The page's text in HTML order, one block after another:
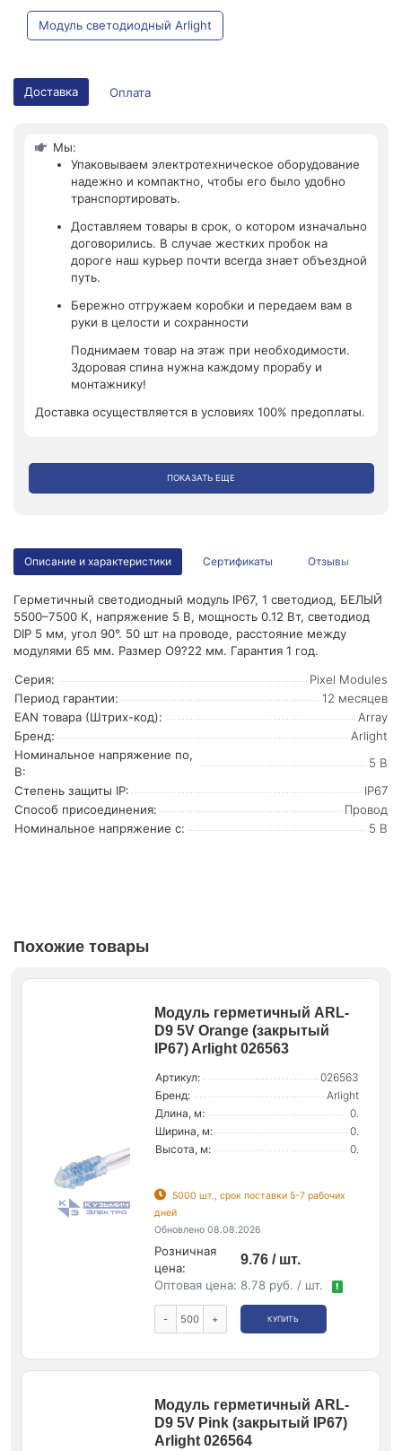
Модуль светодиодный Arlight
Доставка Оплата
Мы:
Упаковываем электротехническое оборудование
надежно и компактно, чтобы его было удобно
транспортировать.
Доставляем товары в срок, о котором изначально
договорились. В случае жестких пробок на
дороге наш курьер почти всегда знает объездной
путь.
Бережно отгружаем коробки и передаем вам в
руки в целости и сохранности
Поднимаем товар на этаж при необходимости.
Здоровая спина нужна каждому прорабу и
монтажнику!
Доставка осуществляется в условиях 100% предоплаты.
ПОКАЗАТЬ ЕЩЕ
Описание и характеристики Сертификаты Отзывы
Герметичный светодиодный модуль IP67, 1 светодиод, БЕЛЫЙ
5500–7500 K, напряжение 5 В, мощность 0.12 Вт, светодиод
DIP 5 мм, угол 90°. 50 шт на проводе, расстояние между
модулями 65 мм. Размер O9?22 мм. Гарантия 1 год.
Серия:
Pixel Modules
Период гарантии:
12 месяцев
EAN товара (Штрих-код):
Array
Бренд:
Arlight
Номинальное напряжение по,
В:
5 В
Степень защиты IP:
IP67
Способ присоединения:
Провод
Номинальное напряжение с:
5 В
Похожие товары
Модуль герметичный ARL-
D9 5V Orange (закрытый
IP67) Arlight 026563
Артикул:
026563
Бренд:
Arlight
Длина, м:
0.
Ширина, м:
0.
Высота, м:
0.
5000 шт., срок поставки 5-7 рабочих
дней
Обновлено 08.08.2026
Розничная
цена:
9.76 / шт.
Оптовая цена: 8.78 руб. / шт. !
- + КУПИТЬ
Модуль герметичный ARL-
D9 5V Pink (закрытый IP67)
Arlight 026564